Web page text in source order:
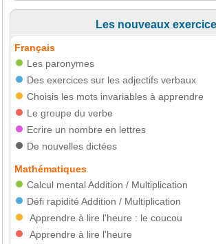
Les nouveaux
Français
Les paronymes
Des exercices sur les adjectifs verbaux
Choisis les mots invariables à apprendre
Le groupe du verbe
Ecrire un nombre en lettres
De nouvelles dictées
Mathématiques
Calcul mentalAddition / Multiplication
Défi rapidité Addition / Multiplication
Apprendre à lire l'heure : le coucou
Apprendre à lire l'heure